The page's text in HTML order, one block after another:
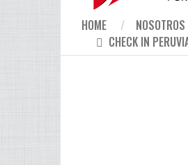
HOME NOSOTROS
CHECK IN